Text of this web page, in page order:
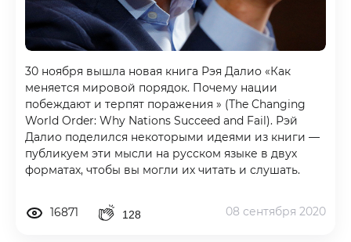
30 ноября вышла новая книга Рэя Далио «Как
меняется мировой порядок. Почему нации
побеждают и терпят поражения » (The Changing
World Order: Why Nations Succeed and Fail). Рэй
Далио поделился некоторыми идеями из книги —
публикуем эти мысли на русском языке в двух
форматах, чтобы вы могли их читать и слушать.
16871 128 08 сентября 2020